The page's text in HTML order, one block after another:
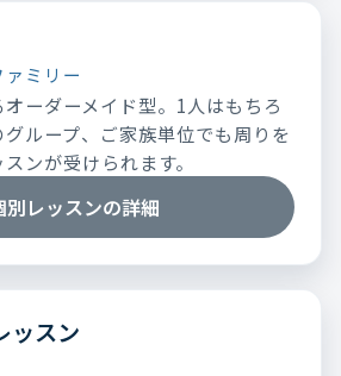
ミリー
ーダーメイド型。1人はもちろ
ループ、ご家族単位でも周りを
ンが受けられます。
別レッスンの詳細
ッスン